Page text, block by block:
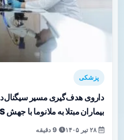
پزشکی
داروی هدف‌گیری مسیر
بیماران مبتلا به ملانوما با جهش NRAS